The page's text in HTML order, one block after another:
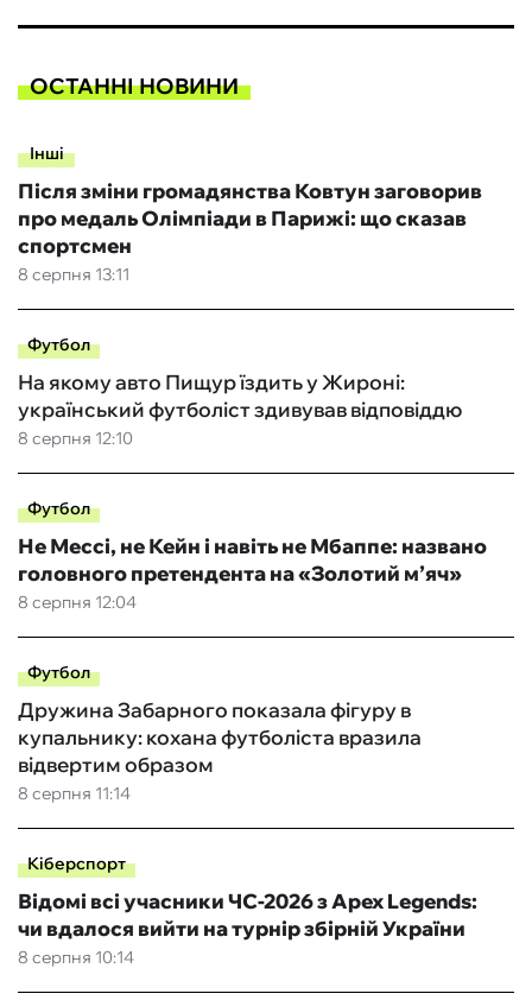
ОСТАННІ НОВИНИ
Інші
8 серпня 13:11
Після зміни громадянства Ковтун заговорив
про медаль Олімпіади в Парижі: що сказав
спортсмен
Футбол
8 серпня 12:10
На якому авто Пищур їздить у Жироні:
український футболіст здивував відповіддю
Футбол
8 серпня 12:04
Не Мессі, не Кейн і навіть не Мбаппе: названо
головного претендента на «Золотий м’яч»
Футбол
8 серпня 11:14
Дружина Забарного показала фігуру в
купальнику: кохана футболіста вразила
відвертим образом
Кіберспорт
8 серпня 10:14
Відомі всі учасники ЧС-2026 з Apex Legends:
чи вдалося вийти на турнір збірній України